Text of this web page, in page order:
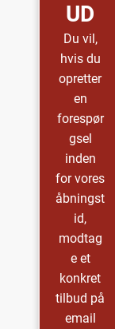
UD
Du vil,
hvis du
opretter
en
forespør
gsel
inden
for vores
åbningst
id,
modtag
e et
konkret
tilbud på
email